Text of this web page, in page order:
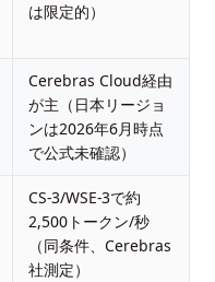
は限定的）
Cerebras Cloud経由
が主（日本リージョ
ンは2026年6月時点
で公式未確認）
CS-3/WSE-3で約
2,500トークン/秒
（同条件、Cerebras
社測定）